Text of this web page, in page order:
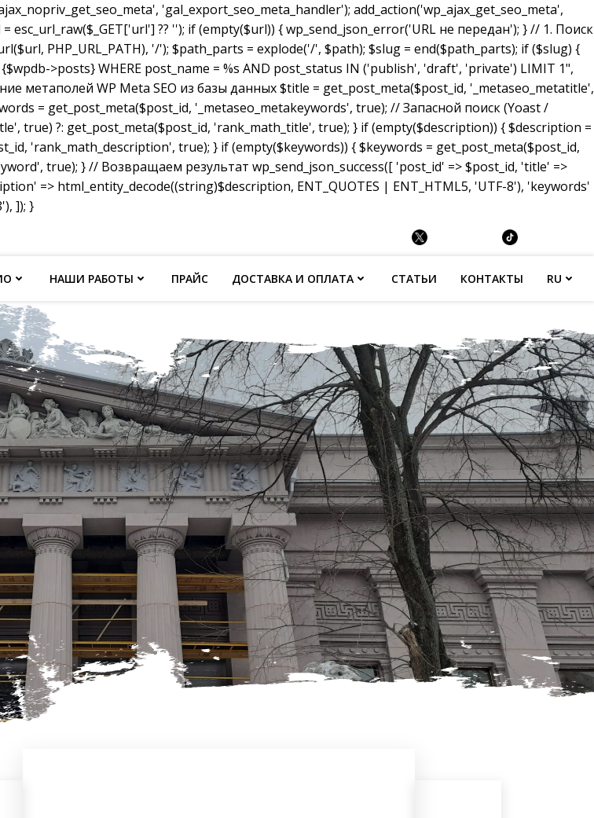
'gal_export_seo_meta_handler'); add_action('wp_ajax_get_seo_meta',
?? ''); if (empty($url)) { wp_send_json_error('URL не передан'); } // 1. Поиск
PHP_URL_PATH), '/'); $path_parts = explode('/', $path); $slug = end($path_parts); if ($slug) {
>posts} WHERE post_name = %s AND post_status IN ('publish', 'draft', 'private') LIMIT 1",
метаполей WP Meta SEO из базы данных $title = get_post_meta($post_id, '_metaseo_metatitle',
= get_post_meta($post_id, '_metaseo_metakeywords', true); // Запасной поиск (Yoast /
true) ?: get_post_meta($post_id, 'rank_math_title', true); } if (empty($description)) { $description =
'rank_math_description', true); } if (empty($keywords)) { $keywords = get_post_meta($post_id,
true); } // Возвращаем результат wp_send_json_success([ 'post_id' => $post_id, 'title' =>
=> html_entity_decode((string)$description, ENT_QUOTES | ENT_HTML5, 'UTF-8'), 'keywords'
]); }
НАШИ РАБОТЫ ПРАЙС ДОСТАВКА И ОПЛАТА СТАТЬИ КОНТАКТЫ RU